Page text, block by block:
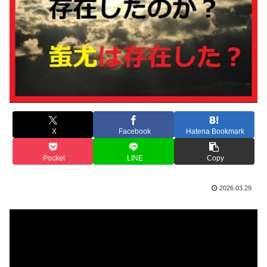
X Facebook Hatena Bookmark
Pocket LINE Copy
2026.03.29